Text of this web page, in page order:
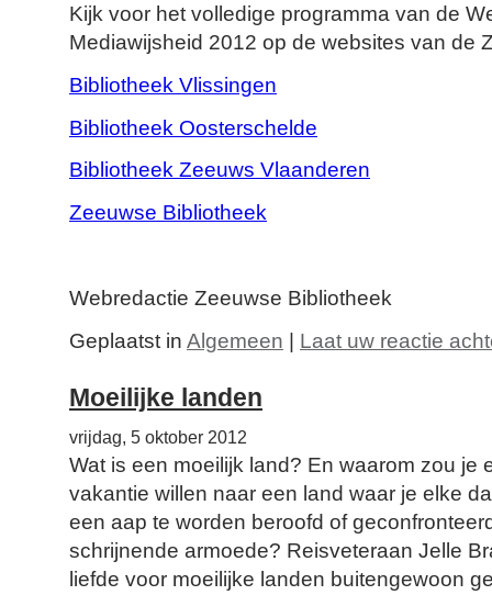
Kijk voor het volledige programma van de
Mediawijsheid 2012 op de websites van de
Bibliotheek Vlissingen
Bibliotheek Oosterschelde
Bibliotheek Zeeuws Vlaanderen
Zeeuwse Bibliotheek
Webredactie Zeeuwse Bibliotheek
Geplaatst in Algemeen | Laat uw reactie
Moeilijke landen
vrijdag, 5 oktober 2012
Wat is een moeilijk land? En waarom zou je
vakantie willen naar een land waar je elke
een aap te worden beroofd of
schrijnende armoede? Reisveteraan Jelle
liefde voor moeilijke landen buitengewoon